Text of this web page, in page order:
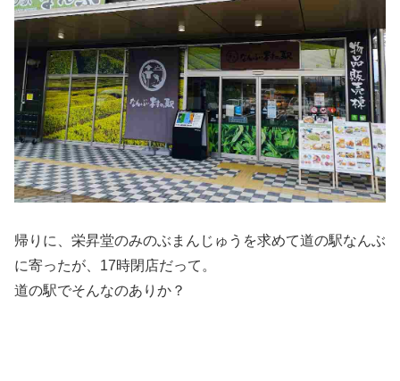
帰りに、栄昇堂のみのぶまんじゅうを求めて道の駅なんぶ
に寄ったが、17時閉店だって。
道の駅でそんなのありか？